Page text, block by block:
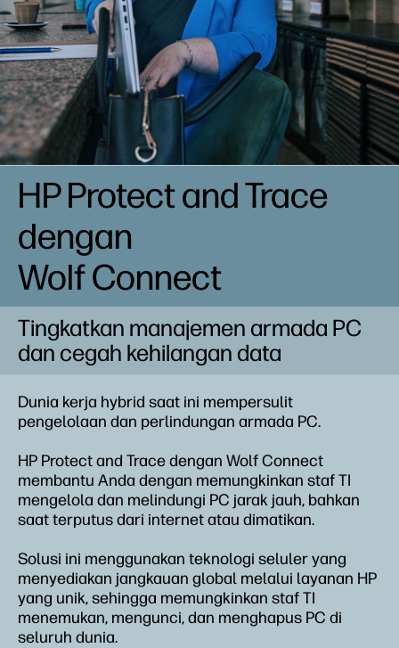
HP Protect and Trace
dengan
Wolf Connect
Tingkatkan manajemen armada PC
dan cegah kehilangan data
Dunia kerja hybrid saat ini mempersulit
pengelolaan dan perlindungan armada PC.
HP Protect and Trace dengan Wolf Connect
membantu Anda dengan memungkinkan staf TI
mengelola dan melindungi PC jarak jauh, bahkan
saat terputus dari internet atau dimatikan.
Solusi ini menggunakan teknologi seluler yang
menyediakan jangkauan global melalui layanan HP
yang unik, sehingga memungkinkan staf TI
menemukan, mengunci, dan menghapus PC di
seluruh dunia.